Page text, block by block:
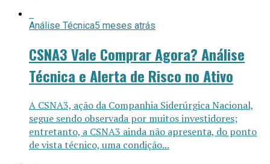
Análise Técnica5 meses atrás
CSNA3 Vale Comprar Agora? Análise
Técnica e Alerta de Risco no Ativo
A CSNA3, ação da Companhia Siderúrgica Nacional,
segue sendo observada por muitos investidores;
entretanto, a CSNA3 ainda não apresenta, do ponto
de vista técnico, uma condição...